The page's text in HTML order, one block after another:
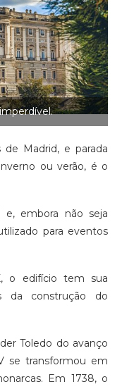
Madrid, e parada
ou verão, é o
e, embora não seja
para eventos
o edifício tem sua
da construção do
Toledo do avanço
se transformou em
Em 1738, o